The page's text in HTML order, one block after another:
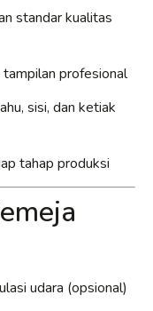
standar kualitas
tampilan profesional
sisi, dan ketiak
tahap produksi
udara (opsional)